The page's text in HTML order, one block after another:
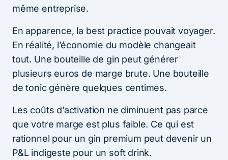
même entreprise.
En apparence, la best practice pouvait voyager.
En réalité, l’économie du modèle changeait
tout. Une bouteille de gin peut générer
plusieurs euros de marge brute. Une bouteille
de tonic génère quelques centimes.
Les coûts d’activation ne diminuent pas parce
que votre marge est plus faible. Ce qui est
rationnel pour un gin premium peut devenir un
P&L indigeste pour un soft drink.